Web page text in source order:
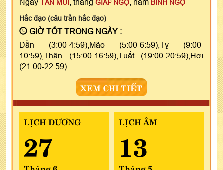
Ngày TÂN MÙI , tháng GIÁP NGỌ , năm BÍNH NGỌ
Hắc đạo (câu trần hắc đạo)
GIỜ TỐT TRONG NGÀY :
Dần (3:00-4:59),Mão (5:00-6:59),Tỵ (9:00-
10:59),Thân (15:00-16:59),Tuất (19:00-20:59),Hợi
(21:00-22:59)
XEM CHI TIẾT
LỊCH DƯƠNG
27
Tháng 6
LỊCH ÂM
13
Tháng 5